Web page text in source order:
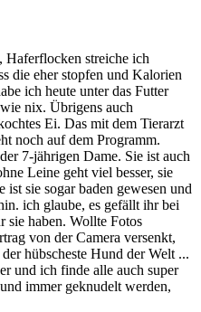
streiche ich
die eher stopfen und Kalorien
ich heute unter das Futter
nix. Übrigens auch
Ei. Das mit dem Tierarzt
noch auf dem Programm.
7-jährigen Dame. Sie ist auch
Leine geht viel besser, sie
sie sogar baden gewesen und
ich glaube, es gefällt ihr bei
haben. Wollte Fotos
von der Camera versenkt,
hübscheste Hund der Welt ...
und ich finde alle auch super
immer geknudelt werden,